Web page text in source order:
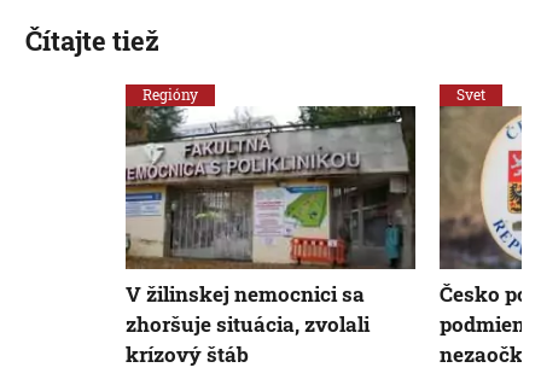
Čítajte tiež
Regióny
V žilinskej nemocnici sa
zhoršuje situácia, zvolali
krízový štáb
Svet
Česko po